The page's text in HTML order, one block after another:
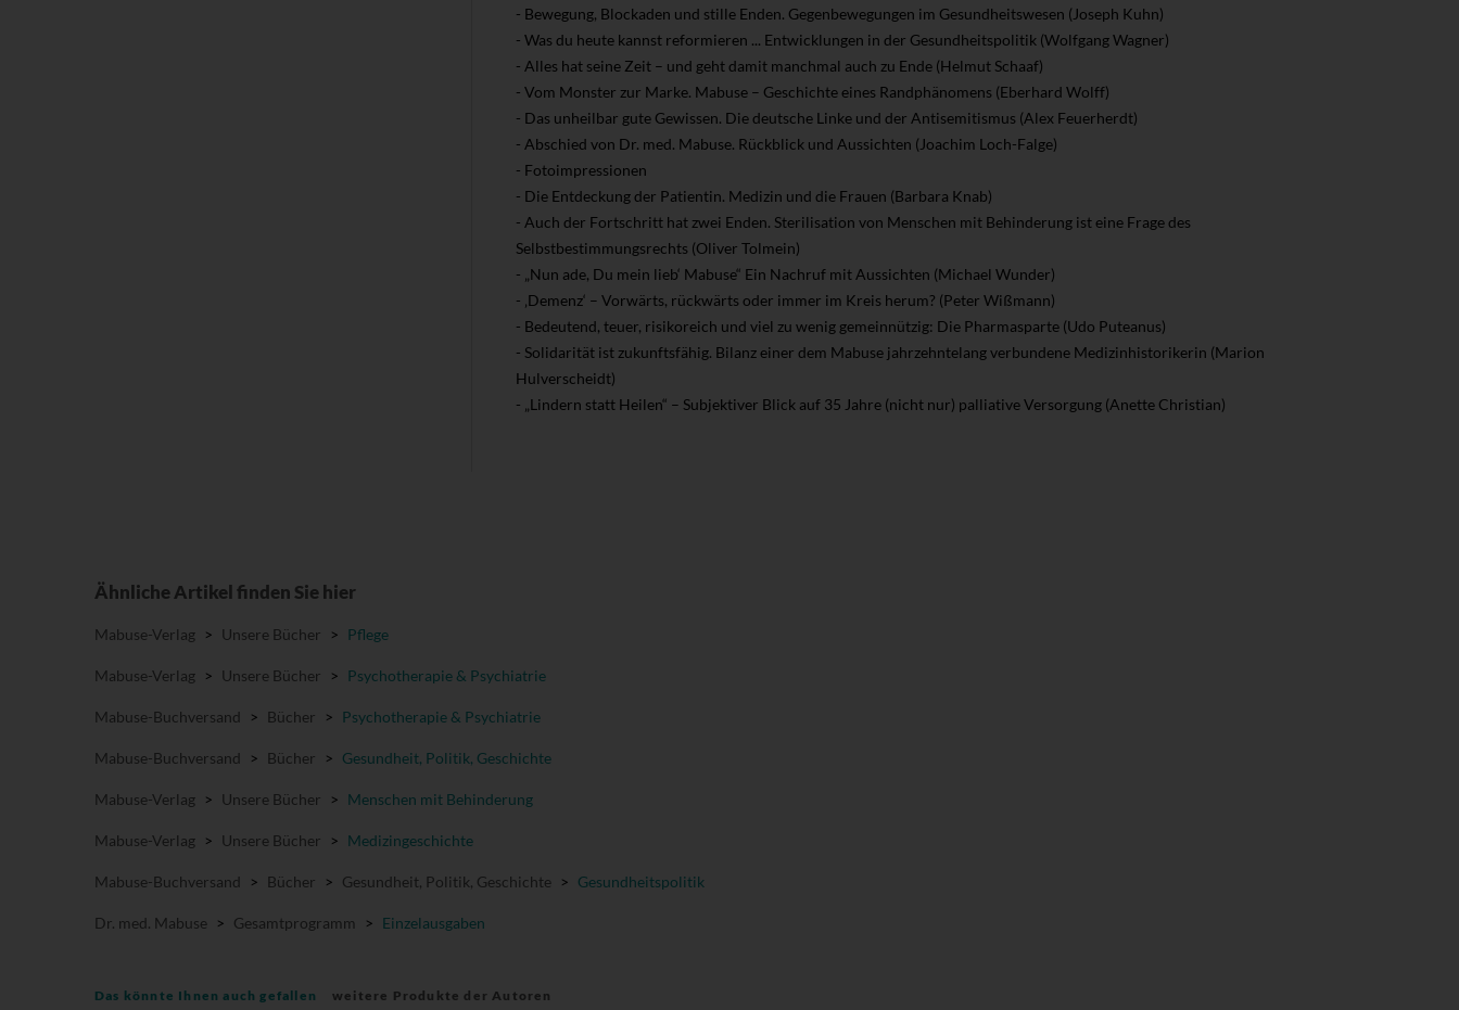
- Bewegung, Blockaden und stille Enden. Gegenbewegungen im Gesundheitswesen (Joseph Kuhn)
- Was du heute kannst reformieren ... Entwicklungen in der Gesundheitspolitik (Wolfgang Wagner)
- Alles hat seine Zeit – und geht damit manchmal auch zu Ende (Helmut Schaaf)
- Vom Monster zur Marke. Mabuse – Geschichte eines Randphänomens (Eberhard Wolff)
- Das unheilbar gute Gewissen. Die deutsche Linke und der Antisemitismus (Alex Feuerherdt)
- Abschied von Dr. med. Mabuse. Rückblick und Aussichten (Joachim Loch-Falge)
- Fotoimpressionen
- Die Entdeckung der Patientin. Medizin und die Frauen (Barbara Knab)
- Auch der Fortschritt hat zwei Enden. Sterilisation von Menschen mit Behinderung ist eine Frage des
Selbstbestimmungsrechts (Oliver Tolmein)
- „Nun ade, Du mein lieb‘ Mabuse“ Ein Nachruf mit Aussichten (Michael Wunder)
- ‚Demenz‘ – Vorwärts, rückwärts oder immer im Kreis herum? (Peter Wißmann)
- Bedeutend, teuer, risikoreich und viel zu wenig gemeinnützig: Die Pharmasparte (Udo Puteanus)
- Solidarität ist zukunftsfähig. Bilanz einer dem Mabuse jahrzehntelang verbundene Medizinhistorikerin (Marion
Hulverscheidt)
- „Lindern statt Heilen“ – Subjektiver Blick auf 35 Jahre (nicht nur) palliative Versorgung (Anette Christian)
Ähnliche Artikel finden Sie hier
Mabuse-Verlag > Unsere Bücher > Pflege
Mabuse-Verlag > Unsere Bücher > Psychotherapie & Psychiatrie
Mabuse-Buchversand > Bücher > Psychotherapie & Psychiatrie
Mabuse-Buchversand > Bücher > Gesundheit, Politik, Geschichte
Mabuse-Verlag > Unsere Bücher > Menschen mit Behinderung
Mabuse-Verlag > Unsere Bücher > Medizingeschichte
Mabuse-Buchversand > Bücher > Gesundheit, Politik, Geschichte > Gesundheitspolitik
Dr. med. Mabuse > Gesamtprogramm > Einzelausgaben
Das könnte Ihnen auch gefallen weitere Produkte der Autoren